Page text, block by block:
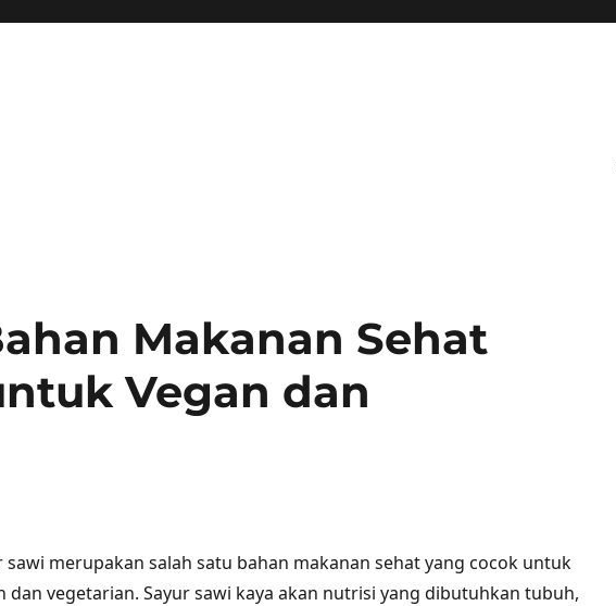
Makanan Sehat
Vegan dan
sawi merupakan salah satu bahan makanan sehat yang cocok untuk
dan vegetarian. Sayur sawi kaya akan nutrisi yang dibutuhkan tubuh,